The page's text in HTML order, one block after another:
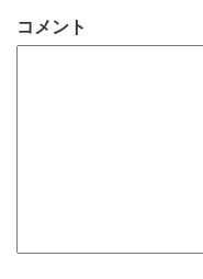
コメント